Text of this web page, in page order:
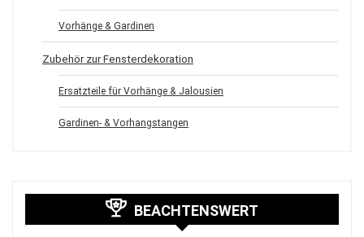
Vorhänge & Gardinen
Zubehör zur Fensterdekoration
Ersatzteile für Vorhänge & Jalousien
Gardinen- & Vorhangstangen
BEACHTENSWERT